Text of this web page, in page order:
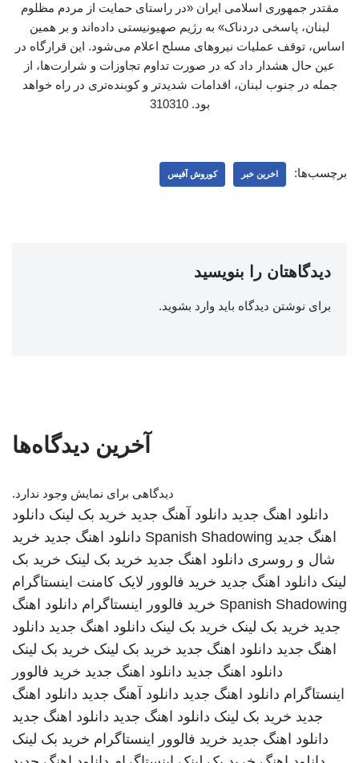
مقتدر جمهوری اسلامی ایران «در راستای حمایت از مردم مظلوم
لبنان، پاسخی دردناک» به رژیم صهیونیستی داده‌اند و بر همین
اساس، توقف عملیات نیروهای مسلح اعلام می‌شود. این قرارگاه در
عین حال هشدار داد که در صورت تداوم تجاوزات و شرارت‌ها، از
جمله در جنوب لبنان، اقدامات شدیدتر و کوبنده‌تری در راه خواهد
بود. 310310
برچسب‌ها: اخرین خبر کوروش آفیس
دیدگاهتان را بنویسید
برای نوشتن دیدگاه باید وارد بشوید.
آخرین دیدگاه‌ها
دیدگاهی برای نمایش وجود ندارد.
دانلود اهنگ جدید دانلود آهنگ جدید خرید بک لینک دانلود
اهنگ جدید Spanish Shadowing دانلود اهنگ جدید خرید
شال و روسری دانلود اهنگ جدید خرید بک لینک خرید بک
لینک دانلود اهنگ جدید خرید فالوور لایک کامنت اینستاگرام
Spanish Shadowing خرید فالوور اینستاگرام دانلود اهنگ
جدید خرید بک لینک خرید بک لینک دانلود اهنگ جدید دانلود
اهنگ جدید دانلود اهنگ جدید خرید بک لینک خرید بک لینک
دانلود اهنگ جدید دانلود اهنگ جدید خرید فالوور
اینستاگرام دانلود اهنگ جدید دانلود آهنگ جدید دانلود اهنگ
جدید خرید بک لینک دانلود اهنگ جدید دانلود اهنگ جدید
دانلود اهنگ جدید خرید فالوور اینستاگرام خرید بک لینک